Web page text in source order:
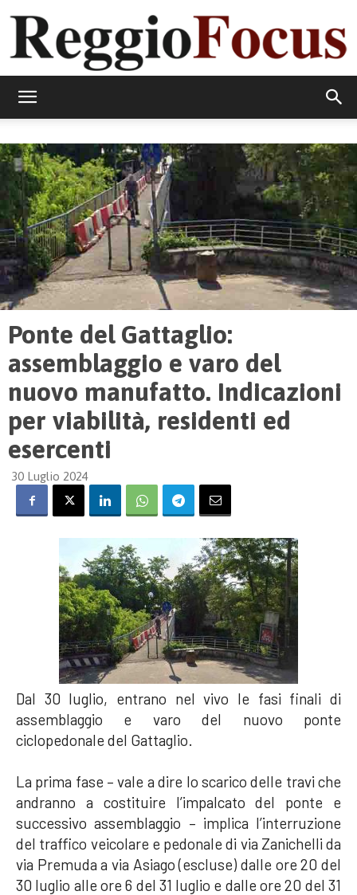
Ponte del Gattaglio:
assemblaggio e varo del
nuovo manufatto. Indicazioni
per viabilità, residenti ed
esercenti
30 Luglio 2024
Dal 30 luglio, entrano nel vivo le fasi finali di
assemblaggio e varo del nuovo ponte
ciclopedonale del Gattaglio.
La prima fase – vale a dire lo scarico delle travi che
andranno a costituire l’impalcato del ponte e
successivo assemblaggio – implica l’interruzione
del traffico veicolare e pedonale di via Zanichelli da
via Premuda a via Asiago (escluse) dalle ore 20 del
30 luglio alle ore 6 del 31 luglio e dalle ore 20 del 31